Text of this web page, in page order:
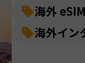
海外 eSIM
海外イン